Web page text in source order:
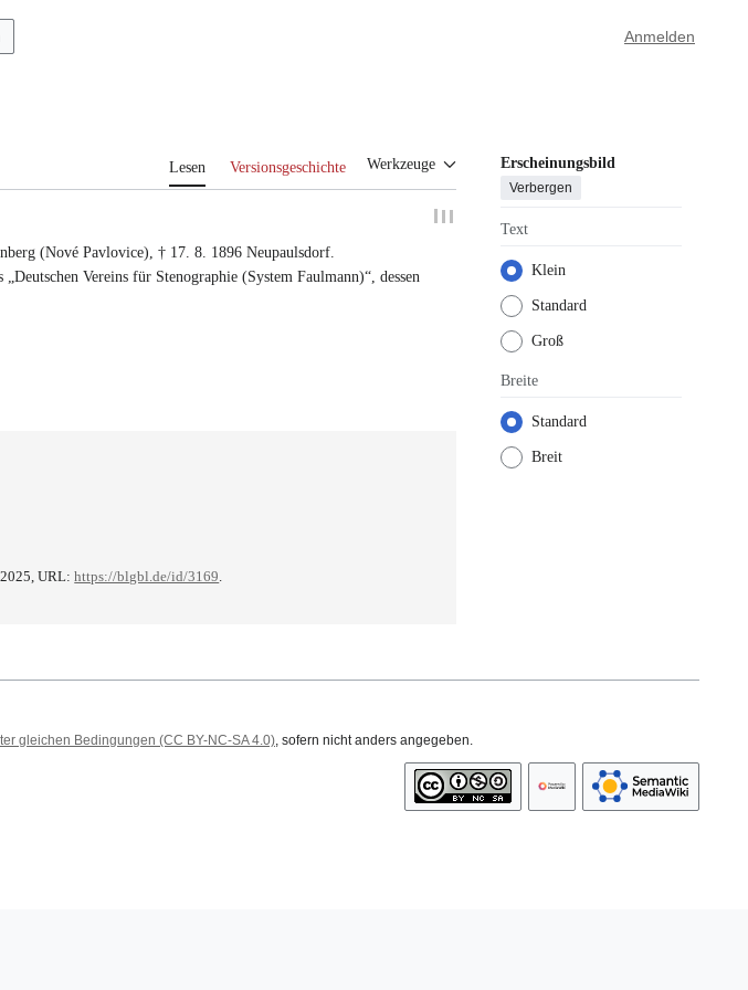
Anmelden
Lesen Versionsgeschichte Werkzeuge Erscheinungsbild
Verbergen
Text
Klein
Standard
Groß
Breite
Standard
Breit
(Nové Pavlovice), † 17. 8. 1896 Neupaulsdorf.
Vereins für Stenographie (System Faulmann)“, dessen
2025, URL:https://blgbl.de/id/3169.
gleichen Bedingungen (CC BY-NC-SA 4.0), sofern nicht anders angegeben.